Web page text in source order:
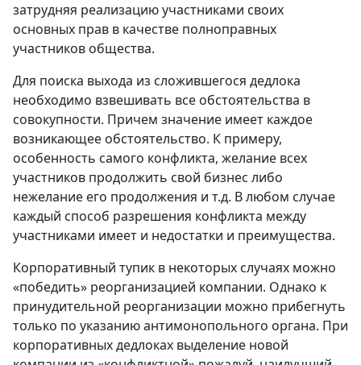
затрудняя реализацию участниками своих
основных прав в качестве полноправных
участников общества.
Для поиска выхода из сложившегося дедлока
необходимо взвешивать все обстоятельства в
совокупности. Причем значение имеет каждое
возникающее обстоятельство. К примеру,
особенность самого конфликта, желание всех
участников продолжить свой бизнес либо
нежелание его продолжения и т.д. В любом случае
каждый способ разрешения конфликта между
участниками имеет и недостатки и преимущества.
Корпоративный тупик в некоторых случаях можно
«победить» реорганизацией компании. Однако к
принудительной реорганизации можно прибегнуть
только по указанию антимонопольного органа. При
корпоративных дедлоках выделение новой